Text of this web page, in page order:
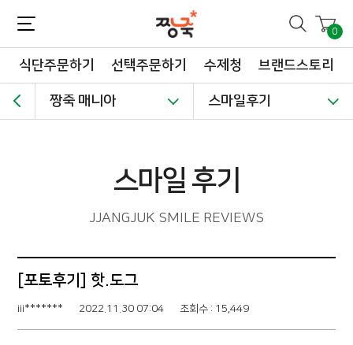
0
식단주문하기 선택주문하기 수제청 브랜드스토리
짱죽 매니아 스마일후기
스마일 후기
JJANGJUK SMILE REVIEWS
[포토후기] 핫.도그
iii******* 2022.11.30 07:04 조회수 : 15,449